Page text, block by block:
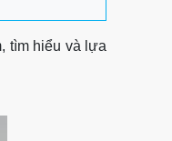
tìm hiểu và lựa